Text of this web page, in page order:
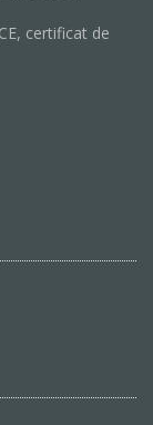
certificat de